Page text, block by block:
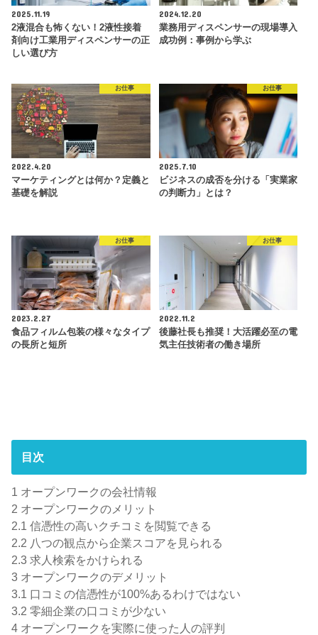
2025.11.19
2液混合も怖くない！2液性接着
剤向け工業用ディスペンサーの正
しい選び方
2024.12.20
業務用ディスペンサーの現場導入
成功例：事例から学ぶ
お仕事
2022.4.20
マーケティングとは何か？定義と
基礎を解説
お仕事
2025.7.10
ビジネスの成否を分ける「実業家
の判断力」とは？
お仕事
2023.2.27
食品フィルム包装の様々なタイプ
の長所と短所
お仕事
2022.11.2
後藤社長も推奨！大活躍必至の電
気主任技術者の働き場所
目次
1 オープンワークの会社情報
2 オープンワークのメリット
2.1 信憑性の高いクチコミを閲覧できる
2.2 八つの観点から企業スコアを見られる
2.3 求人検索をかけられる
3 オープンワークのデメリット
3.1 口コミの信憑性が100%あるわけではない
3.2 零細企業の口コミが少ない
4 オープンワークを実際に使った人の評判